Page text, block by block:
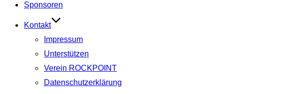
Sponsoren
Kontakt
Impressum
Unterstützen
Verein ROCKPOINT
Datenschutzerklärung